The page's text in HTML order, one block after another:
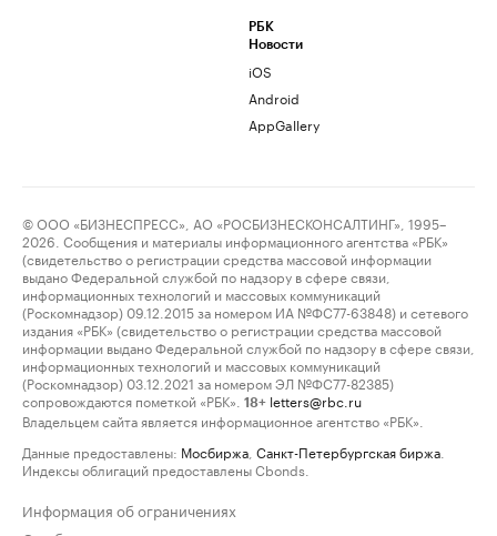
РБК
Новости
iOS
Android
AppGallery
© ООО «БИЗНЕСПРЕСС», АО «РОСБИЗНЕСКОНСАЛТИНГ», 1995–
2026. Сообщения и материалы информационного агентства «РБК»
(свидетельство о регистрации средства массовой информации
выдано Федеральной службой по надзору в сфере связи,
информационных технологий и массовых коммуникаций
(Роскомнадзор) 09.12.2015 за номером ИА №ФС77-63848) и сетевого
издания «РБК» (свидетельство о регистрации средства массовой
информации выдано Федеральной службой по надзору в сфере связи,
информационных технологий и массовых коммуникаций
(Роскомнадзор) 03.12.2021 за номером ЭЛ №ФС77-82385)
сопровождаются пометкой «РБК».
18+ letters@rbc.ru
Владельцем сайта является информационное агентство «РБК».
Данные предоставлены: Мосбиржа Санкт-Петербургская биржа
Индексы облигаций предоставлены Cbonds.
Информация об ограничениях